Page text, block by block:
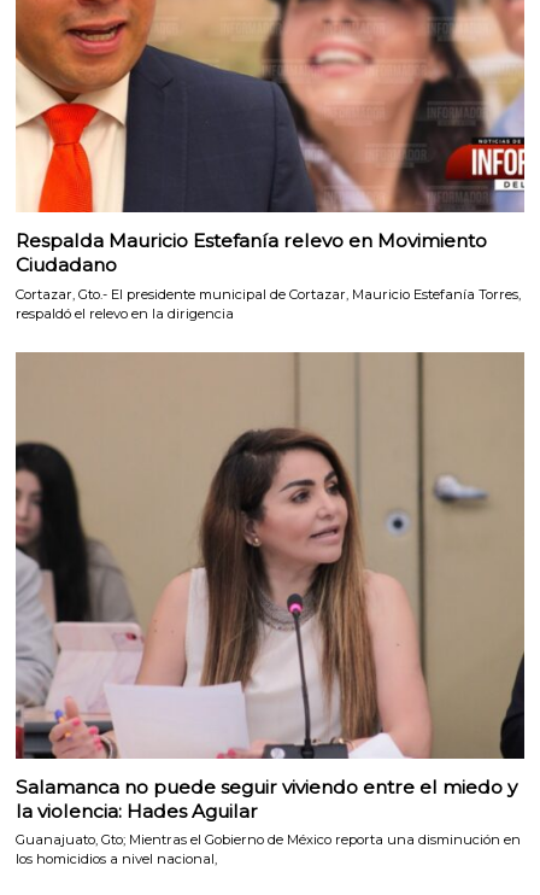
Respalda Mauricio Estefanía relevo en Movimiento
Ciudadano
Cortazar, Gto.- El presidente municipal de Cortazar, Mauricio Estefanía Torres,
respaldó el relevo en la dirigencia
Salamanca no puede seguir viviendo entre el miedo y
la violencia: Hades Aguilar
Guanajuato, Gto; Mientras el Gobierno de México reporta una disminución en
los homicidios a nivel nacional,